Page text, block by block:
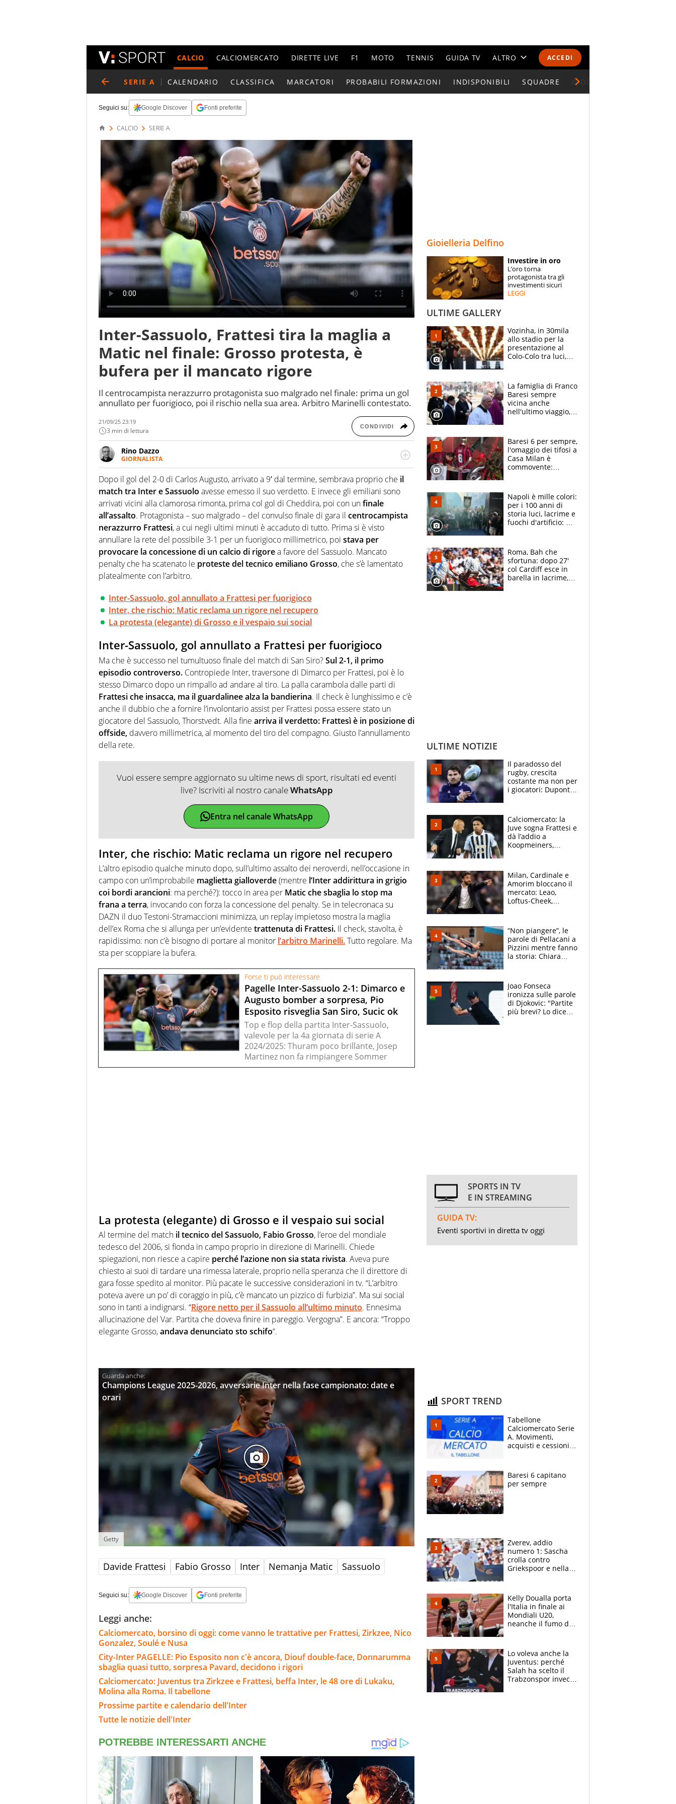
ACCEDI
CALCIO CALCIOMERCATO DIRETTE LIVE F1 MOTO TENNIS GUIDA TV ALTRO
CALENDARI E CLASSIFICHE
ESPERTI
CONTATTI
SERIE A CALENDARIO CLASSIFICA MARCATORI PROBABILI FORMAZIONI INDISPONIBILI SQUADRE GIOCATORI SERIE A
Seguici su: Google Discover Fonti preferite
CALCIO SERIE A
Inter-Sassuolo, Frattesi tira la maglia a
Matic nel finale: Grosso protesta, è
bufera per il mancato rigore
Il centrocampista nerazzurro protagonista suo malgrado nel finale: prima un gol
annullato per fuorigioco, poi il rischio nella sua area. Arbitro Marinelli contestato.
21/09/25 23:19
3 min di lettura CONDIVIDI
Rino Dazzo
GIORNALISTA
Se mai ci fosse modo di traslare il glossario del calcio in una nicchia di esperti, lui ne
farebbe parte. Non si perde una svista arbitrale né gli umori social del mondo delle
curve
Dopo il gol del 2-0 di Carlos Augusto, arrivato a 9′ dal termine, sembrava proprio che il
match tra Inter e Sassuolo avesse emesso il suo verdetto. E invece gli emiliani sono
arrivati vicini alla clamorosa rimonta, prima col gol di Cheddira, poi con unfinale
all’assalto. Protagonista – suo malgrado – del convulso finale di gara il centrocampista
nerazzurro Frattesi, a cui negli ultimi minuti è accaduto di tutto. Prima si è visto
annullare la rete del possibile 3-1 per un fuorigioco millimetrico, poi stava per
provocare la concessione di un calcio di rigorea favore del Sassuolo. Mancato
penalty che ha scatenato le proteste del tecnico emiliano Grosso, che s’è lamentato
platealmente con l’arbitro.
Inter-Sassuolo, gol annullato a Frattesi per fuorigioco
Inter, che rischio: Matic reclama un rigore nel recupero
La protesta (elegante) di Grosso e il vespaio sui social
Inter-Sassuolo, gol annullato a Frattesi per fuorigioco
Ma che è successo nel tumultuoso finale del match di San Siro? Sul 2-1, il primo
episodio controverso. Contropiede Inter, traversone di Dimarco per Frattesi, poi è lo
stesso Dimarco dopo un rimpallo ad andare al tiro. La palla carambola dalle parti di
Frattesi che insacca, ma il guardalinee alza la bandierina. Il check è lunghissimo e c’è
anche il dubbio che a fornire l’involontario assist per Frattesi possa essere stato un
giocatore del Sassuolo, Thorstvedt. Alla fine arriva il verdetto: Frattesì è in posizione di
offside, davvero millimetrica, al momento del tiro del compagno. Giusto l’annullamento
della rete.
Vuoi essere sempre aggiornato su ultime news di sport, risultati ed eventi
live? Iscriviti al nostro canaleWhatsApp
Entra nel canale WhatsApp
Inter, che rischio: Matic reclama un rigore nel recupero
L’altro episodio qualche minuto dopo, sull’ultimo assalto dei neroverdi, nell’occasione in
campo con un’improbabile maglietta gialloverde(mentre l’Inter addirittura in grigio
coi bordi arancioni: ma perché?): tocco in area per Matic che sbaglia lo stop ma
frana a terra, invocando con forza la concessione del penalty. Se in telecronaca su
DAZN il duo Testoni-Stramaccioni minimizza, un replay impietoso mostra la maglia
dell’ex Roma che si allunga per un’evidente trattenuta di Frattesi. Il check, stavolta, è
rapidissimo: non c’è bisogno di portare al monitor l’arbitro Marinelli.Tutto regolare. Ma
sta per scoppiare la bufera.
Forse ti può interessare
Pagelle Inter-Sassuolo 2-1: Dimarco e
Augusto bomber a sorpresa, Pio
Esposito risveglia San Siro, Sucic ok
Top e flop della partita Inter-Sassuolo,
valevole per la 4a giornata di serie A
2024/2025: Thuram poco brillante, Josep
Martinez non fa rimpiangere Sommer
La protesta (elegante) di Grosso e il vespaio sui social
Al termine del match il tecnico del Sassuolo, Fabio Grosso, l’eroe del mondiale
tedesco del 2006, si fionda in campo proprio in direzione di Marinelli. Chiede
spiegazioni, non riesce a capire perché l’azione non sia stata rivista. Aveva pure
chiesto ai suoi di tardare una rimessa laterale, proprio nella speranza che il direttore di
gara fosse spedito al monitor. Più pacate le successive considerazioni in tv. “L’arbitro
poteva avere un po’ di coraggio in più, c’è mancato un pizzico di furbizia”. Ma sui social
sono in tanti a indignarsi. “Rigore netto per il Sassuolo all’ultimo minuto. Ennesima
allucinazione del Var. Partita che doveva finire in pareggio. Vergogna”. E ancora: “Troppo
elegante Grosso,andava denunciato sto schifo“.
Champions League 2025-2026, avversarie Inter nella fase campionato: date e
orari
Getty
Davide Frattesi Fabio Grosso Inter Nemanja Matic Sassuolo
Seguici su: Google Discover Fonti preferite
Leggi anche:
Calciomercato, borsino di oggi: come vanno le trattative per Frattesi, Zirkzee, Nico
Gonzalez, Soulé e Nusa
City-Inter PAGELLE: Pio Esposito non c'è ancora, Diouf double-face, Donnarumma
sbaglia quasi tutto, sorpresa Pavard, decidono i rigori
Calciomercato: Juventus tra Zirkzee e Frattesi, beffa Inter, le 48 ore di Lukaku,
Molina alla Roma. Il tabellone
Prossime partite e calendario dell'Inter
Tutte le notizie dell'Inter
Gioielleria Delfino
Investire in oro
L’oro torna
protagonista tra gli
investimenti sicuri
LEGGI
ULTIME GALLERY
Vozinha, in 30mila
allo stadio per la
presentazione al
Colo-Colo tra luci,
La famiglia di Franco
Baresi sempre
vicina anche
nell'ultimo viaggio,
circondati
dall'affetto dei tifosi
Baresi 6 per sempre,
l'omaggio dei tifosi a
Casa Milan è
commovente:
bigliettini
Napoli è mille colori:
per i 100 anni di
storia luci, lacrime e
fuochi d'artificio: De
Roma, Bah che
sfortuna: dopo 27'
col Cardiff esce in
barella in lacrime,
ULTIME NOTIZIE
Il paradosso del
rugby, crescita
costante ma non per
i giocatori: Dupont
solo 1,4 milioni
all'anno
Calciomercato: la
Juve sogna Frattesi e
dà l’addio a
Koopmeiners,
scatenata
Milan, Cardinale e
Amorim bloccano il
mercato: Leao,
Loftus-Cheek,
Soulè e Osorio nel
mirino
“Non piangere”, le
parole di Pellacani a
Pizzini mentre fanno
la storia: Chiara
Joao Fonseca
ironizza sulle parole
di Djokovic: "Partite
più brevi? Lo dice
SPORTS IN TV
E IN STREAMING
GUIDA TV:
Eventi sportivi in diretta tv oggi
SPORT TREND
Tabellone
Calciomercato Serie
A. Movimenti,
acquisti e cessioni:
Baresi 6 capitano
per sempre
Zverev, addio
numero 1: Sascha
crolla contro
Griekspoor e nella
terzo. Quanti malori
a Montreal
Kelly Doualla porta
l'Italia in finale ai
Mondiali U20,
neanche il fumo di
Lo voleva anche la
Juventus: perché
Salah ha scelto il
Trabzonspor invece